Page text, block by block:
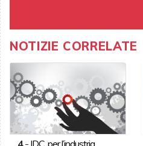
NOTIZIE CORRELATE
4- IDC, per l’industria